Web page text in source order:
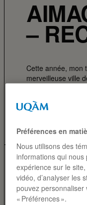
–
Cette année, mon
merveilleuse ville
Préférences en
Nous utilisons des
informations qui nous
expérience sur le
vidéo, d’analyser les
pouvez
« Préférences ».